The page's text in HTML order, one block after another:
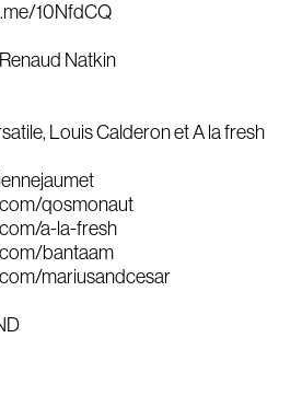
10NfdCQ
Natkin
Louis Calderon et A la fresh
qosmonaut
a-la-fresh
bantaam
mariusandcesar